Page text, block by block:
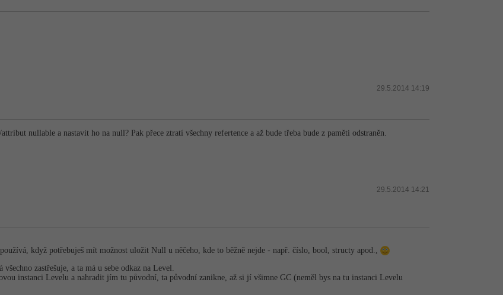
29.5.2014 14:19
nullable a nastavit ho na null? Pak přece ztratí všechny refertence a až bude třeba bude z paměti odstraněn.
29.5.2014 14:21
když potřebuješ mít možnost uložit Null u něčeho, kde to běžně nejde - např. číslo, bool, structy apod.,
zastřešuje, a ta má u sebe odkaz na Level.
instanci Levelu a nahradit jím tu původní, ta původní zanikne, až si jí všimne GC (neměl bys na tu instanci Levelu